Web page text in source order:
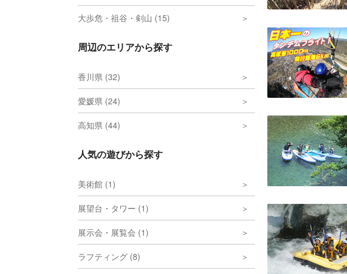
大歩危・祖谷・剣山 (15)
周辺のエリアから探す
香川県 (32)
愛媛県 (24)
高知県 (44)
人気の遊びから探す
美術館 (1)
展望台・タワー (1)
展示会・展覧会 (1)
ラフティング (8)